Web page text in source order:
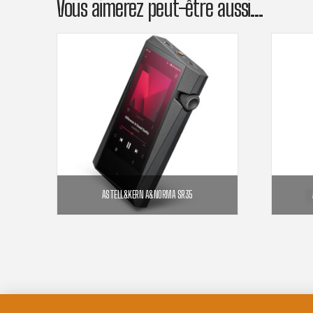
Vous aimerez peut-être aussi…
ASTELL&KERN A&NORMA SR35